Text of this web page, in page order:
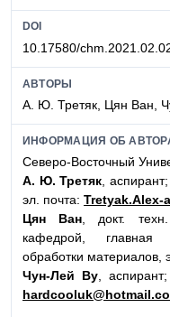
DOI
10.17580/
АВТОРЫ
А. Ю. Третяк, Цян Ван,
ИНФОРМАЦИЯ ОБ
Северо-Восточный
А. Ю. Третяк,
эл. почта: Tretyak.Alex-
Цян Ван, докт.
кафедрой, главная
обработки материалов,
Чун-Лей Ву,